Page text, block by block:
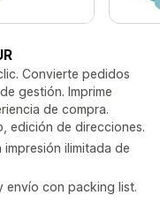
Convierte pedidos
gestión. Imprime
de compra.
edición de direcciones.
ilimitada de
envío con packing list.